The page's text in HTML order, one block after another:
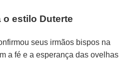
o estilo Duterte
seus irmãos bispos na
a fé e a esperança das ovelhas